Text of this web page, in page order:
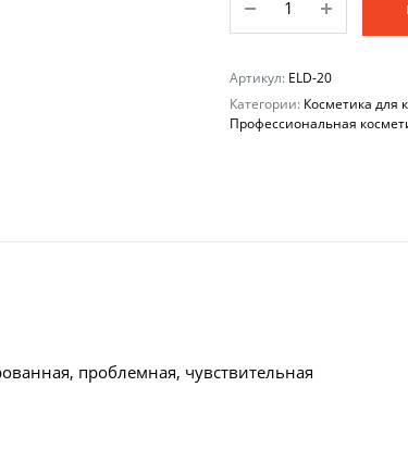
сыворотка
кожи
вокруг
глаз
Артикул: ELD-20
Категории: Косметика для
Профессиональная
проблемная, чувствительная